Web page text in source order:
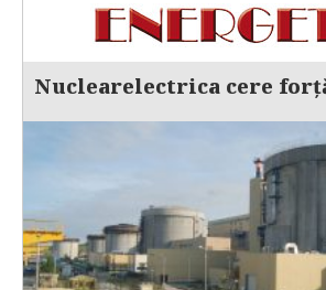
Nuclearelectrica cere